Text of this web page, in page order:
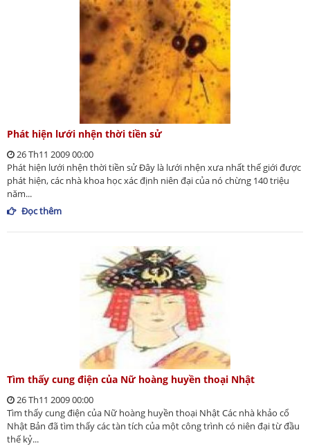
Phát hiện lưới nhện thời tiền sử
26 Th11 2009 00:00
Phát hiện lưới nhện thời tiền sử Đây là lưới nhện xưa nhất thế giới được
phát hiện, các nhà khoa học xác định niên đại của nó chừng 140 triệu
năm...
Đọc thêm
Tìm thấy cung điện của Nữ hoàng huyền thoại Nhật
26 Th11 2009 00:00
Tìm thấy cung điện của Nữ hoàng huyền thoại Nhật Các nhà khảo cổ
Nhật Bản đã tìm thấy các tàn tích của một công trình có niên đại từ đầu
thế kỷ...